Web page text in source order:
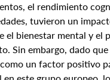
el rendimiento
tuvieron un
el bienestar mental y el
Sin embargo, dado
un factor positivo